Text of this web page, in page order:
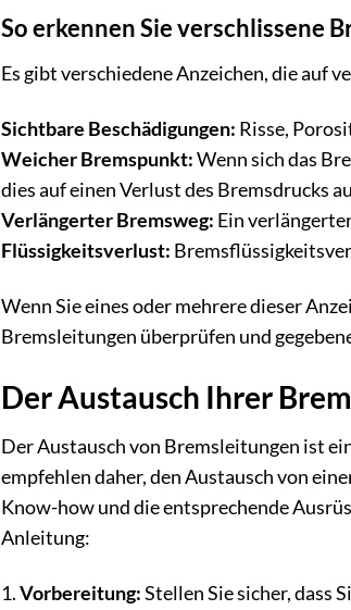
So erkennen Sie verschlissene
Es gibt verschiedene Anzeichen, die auf
Sichtbare Beschädigungen: Risse,
Weicher Bremspunkt:Wenn sich das
dies auf einen Verlust des Bremsdrucks
Verlängerter Bremsweg: Ein
Flüssigkeitsverlust:
Wenn Sie eines oder mehrere dieser
Bremsleitungen überprüfen und
Der Austausch Ihrer
Der Austausch von Bremsleitungen ist
empfehlen daher, den Austausch von
Know-how und die entsprechende
Anleitung:
1.Vorbereitung:Stellen Sie sicher, dass